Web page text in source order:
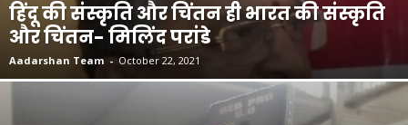
हिंदू की संस्कृति और चिंतन ही भारत की संस्कृति
और चिंतन- मिलिंद परांडे
Aadarshan Team - October 22, 2021